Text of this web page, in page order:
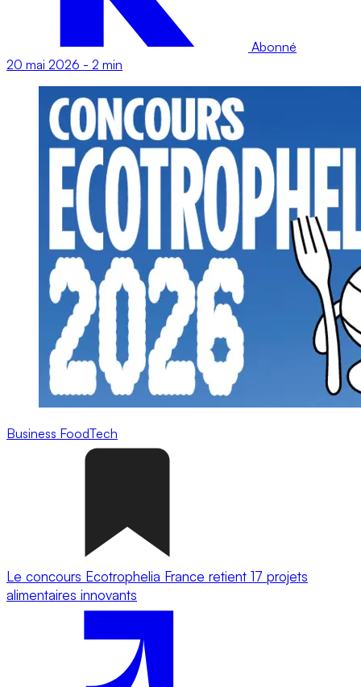
Abonné
20 mai 2026 - 2 min
Business FoodTech
Le concours Ecotrophelia France retient 17 projets
alimentaires innovants